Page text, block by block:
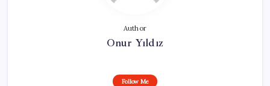
Author
Onur Yıldız
Follow Me